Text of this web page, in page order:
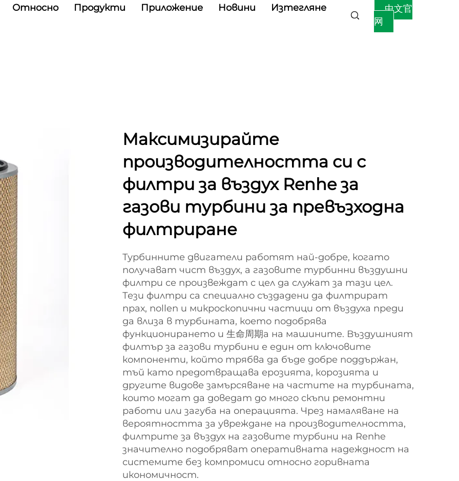
Относно Продукти Приложение Новини Изтегляне
中文官
网
Максимизирайте
производителността си с
филтри за въздух Renhe за
газови турбини за превъзходна
филтриране
Турбинните двигатели работят най-добре, когато
получават чист въздух, а газовите турбинни въздушни
филтри се произвеждат с цел да служат за тази цел.
Тези филтри са специално създадени да филтрират
прах, пollen и микроскопични частици от въздуха преди
да влиза в турбината, което подобрява
функционирането и 生命周期а на машините. Въздушният
филтър за газови турбини е един от ключовите
компоненти, който трябва да бъде добре поддържан,
тъй като предотвращава ерозията, корозията и
другите видове замърсяване на частите на турбината,
които могат да доведат до много скъпи ремонтни
работи или загуба на операцията. Чрез намаляване на
вероятността за увреждане на производителността,
филтрите за въздух на газовите турбини на Renhe
значително подобряват оперативната надеждност на
системите без компромиси относно горивната
икономичност.